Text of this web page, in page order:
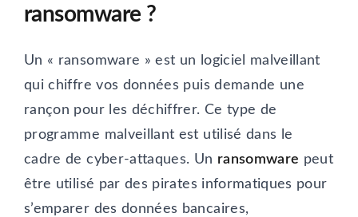
ransomware ?
Un « ransomware » est un logiciel malveillant
qui chiffre vos données puis demande une
rançon pour les déchiffrer. Ce type de
programme malveillant est utilisé dans le
cadre de cyber-attaques. Un ransomware peut
être utilisé par des pirates informatiques pour
s’emparer des données bancaires,